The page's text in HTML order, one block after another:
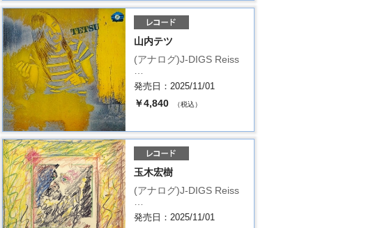
山内テツ
(アナログ)J-DIGS Reiss
発売日：2025/11/01
￥4,840 （税込）
玉木宏樹
(アナログ)J-DIGS Reiss
発売日：2025/11/01